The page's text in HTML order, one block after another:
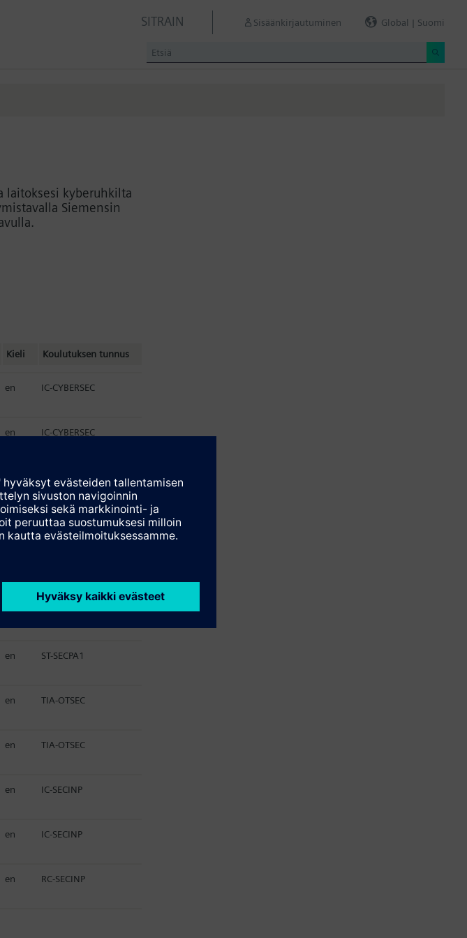
SITRAIN Sisäänkirjautuminen Global | Suomi
laitoksesi kyberuhkilta
Siemensin
Kieli Koulutuksen tunnus
en IC-CYBERSEC
en IC-CYBERSEC
en IC-STINSIP
en IC-STINSIP
en ST-SECPA1
en ST-SECPA1
en TIA-OTSEC
en TIA-OTSEC
en IC-SECINP
en IC-SECINP
en RC-SECINP